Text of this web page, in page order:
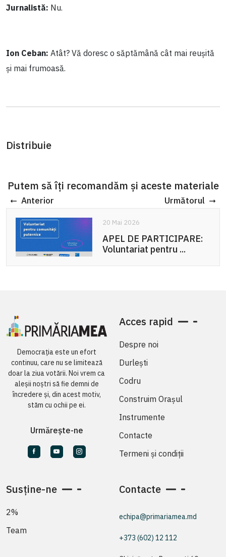
Jurnalistă: Nu.
Ion Ceban: Atât? Vă doresc o săptămână cât mai reușită
și mai frumoasă.
Distribuie
Putem să îți recomandăm și aceste materiale
Anterior Următorul
20 Mai 2026
APEL DE PARTICIPARE:
Voluntariat pentru ...
Democrația este un efort
continuu, care nu se limitează
doar la ziua votării. Noi vrem ca
aleșii noștri să fie demni de
încredere și, din acest motiv,
stăm cu ochii pe ei.
Urmărește-ne
Acces rapid
Despre noi
Durlești
Codru
Construim Orașul
Instrumente
Contacte
Termeni și condiții
Susține-ne
2%
Team
Contacte
echipa@primariamea.md
+373 (602) 12 112